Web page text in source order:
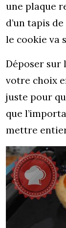
une plaque
d’un tapis
le cookie va
Déposer sur
votre choix
juste pour
que
mettre